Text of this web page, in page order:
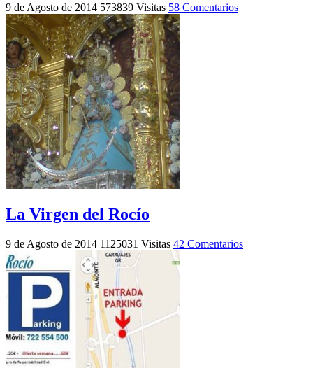
9 de Agosto de 2014 573839 Visitas 58 Comentarios
La Virgen del Rocío
9 de Agosto de 2014 1125031 Visitas 42 Comentarios